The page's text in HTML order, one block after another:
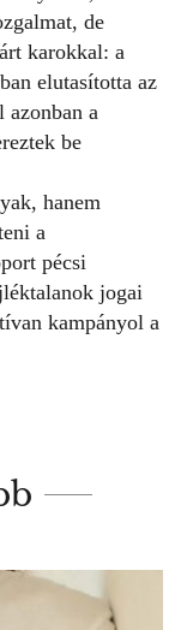
de
karokkal: a
elutasította az
a
be
hanem
a
pécsi
jogai
kampányol a